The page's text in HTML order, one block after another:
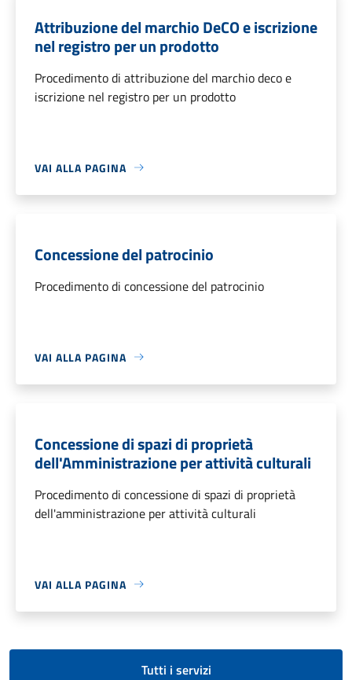
Attribuzione del marchio DeCO e iscrizione
nel registro per un prodotto
Procedimento di attribuzione del marchio deco e
iscrizione nel registro per un prodotto
VAI ALLA PAGINA
Concessione del patrocinio
Procedimento di concessione del patrocinio
VAI ALLA PAGINA
Concessione di spazi di proprietà
dell'Amministrazione per attività culturali
Procedimento di concessione di spazi di proprietà
dell'amministrazione per attività culturali
VAI ALLA PAGINA
Tutti i servizi